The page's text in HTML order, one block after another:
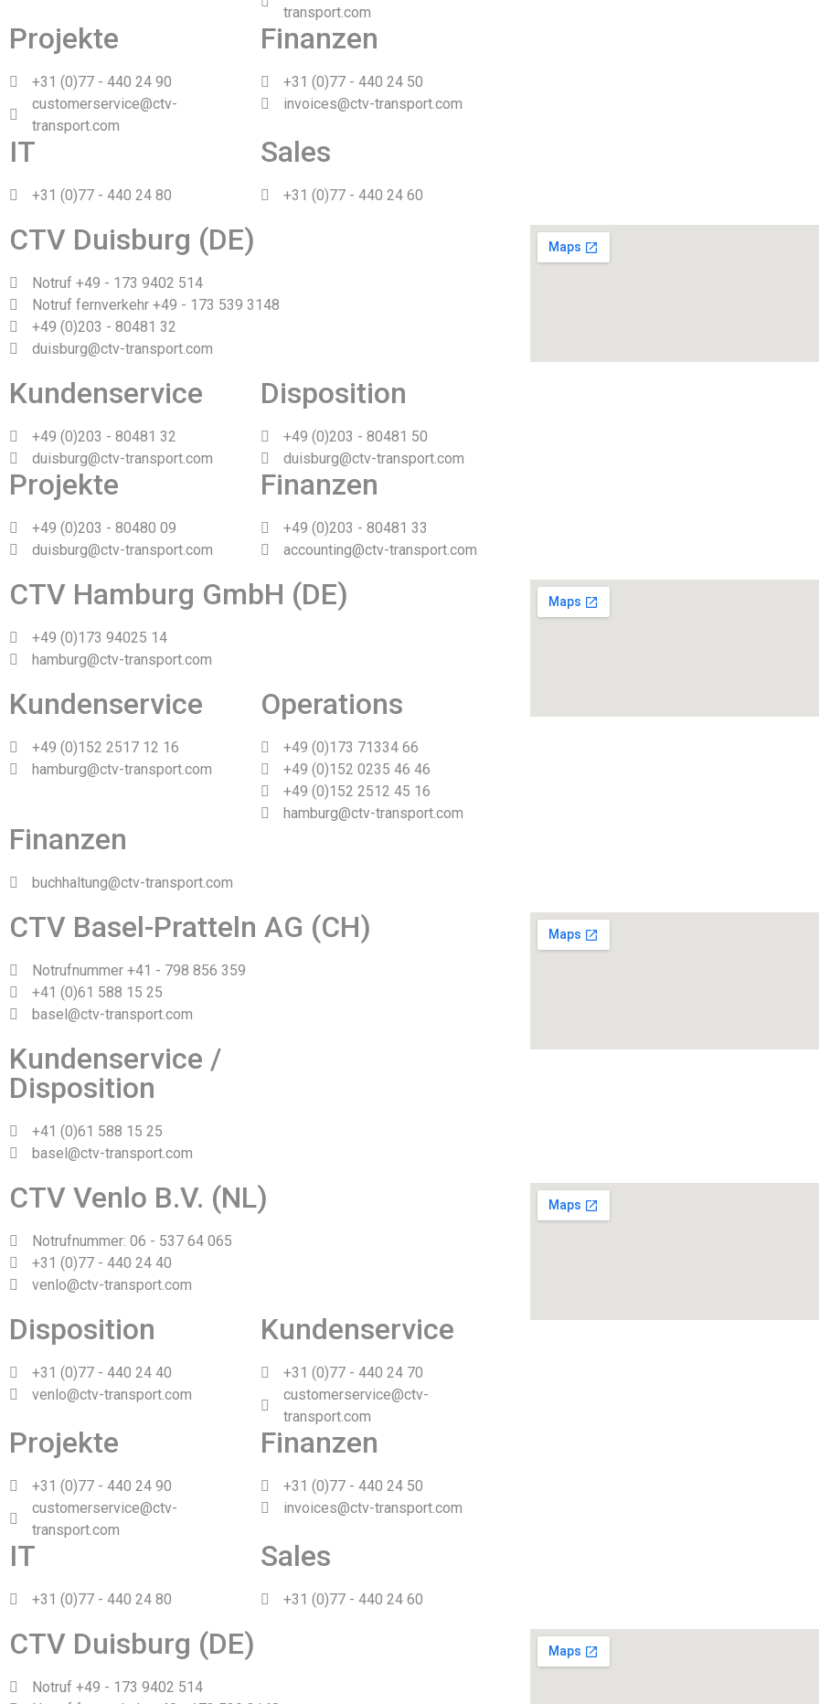
transport.com
Projekte
+31 (0)77 - 440 24 90
customerservice@ctv-
transport.com
Finanzen
+31 (0)77 - 440 24 50
invoices@ctv-transport.com
IT
+31 (0)77 - 440 24 80
Sales
+31 (0)77 - 440 24 60
CTV Duisburg (DE)
Notruf +49 - 173 9402 514
Notruf fernverkehr +49 - 173 539 3148
+49 (0)203 - 80481 32
duisburg@ctv-transport.com
Kundenservice
+49 (0)203 - 80481 32
duisburg@ctv-transport.com
Disposition
+49 (0)203 - 80481 50
duisburg@ctv-transport.com
Projekte
+49 (0)203 - 80480 09
duisburg@ctv-transport.com
Finanzen
+49 (0)203 - 80481 33
accounting@ctv-transport.com
CTV Hamburg GmbH (DE)
+49 (0)173 94025 14
hamburg@ctv-transport.com
Kundenservice
+49 (0)152 2517 12 16
hamburg@ctv-transport.com
Operations
+49 (0)173 71334 66
+49 (0)152 0235 46 46
+49 (0)152 2512 45 16
hamburg@ctv-transport.com
Finanzen
buchhaltung@ctv-transport.com
CTV Basel-Pratteln AG (CH)
Notrufnummer +41 - 798 856 359
+41 (0)61 588 15 25
basel@ctv-transport.com
Kundenservice /
Disposition
+41 (0)61 588 15 25
basel@ctv-transport.com
CTV Venlo B.V. (NL)
Notrufnummer: 06 - 537 64 065
+31 (0)77 - 440 24 40
venlo@ctv-transport.com
Disposition
+31 (0)77 - 440 24 40
venlo@ctv-transport.com
Kundenservice
+31 (0)77 - 440 24 70
customerservice@ctv-
transport.com
Projekte
+31 (0)77 - 440 24 90
customerservice@ctv-
transport.com
Finanzen
+31 (0)77 - 440 24 50
invoices@ctv-transport.com
IT
+31 (0)77 - 440 24 80
Sales
+31 (0)77 - 440 24 60
CTV Duisburg (DE)
Notruf +49 - 173 9402 514